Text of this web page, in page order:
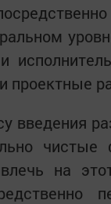
проектные
введения
чистые
на